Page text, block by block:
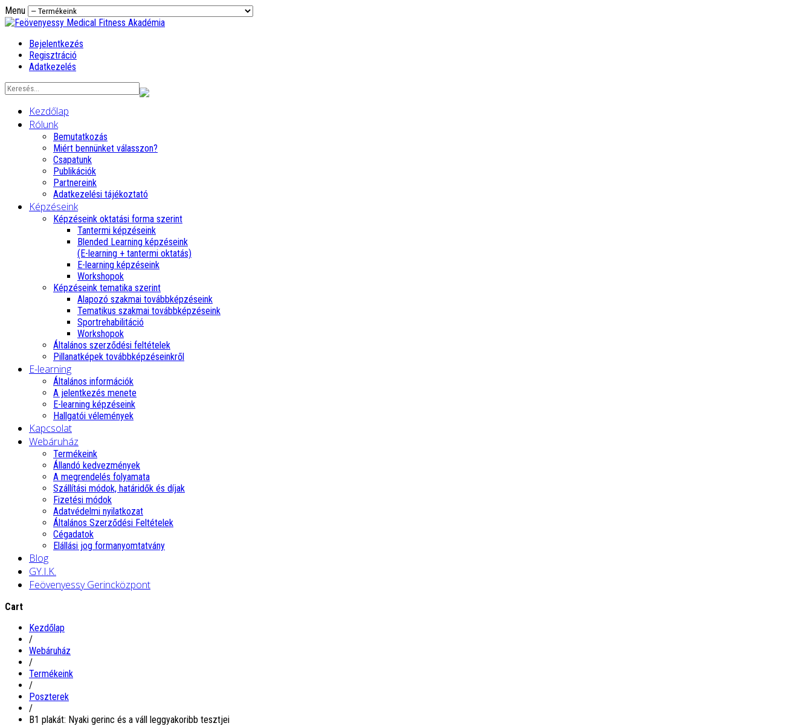
Menu
Bejelentkezés
Regisztráció
Adatkezelés
Kezdőlap
Rólunk
Bemutatkozás
Miért bennünket válasszon?
Csapatunk
Publikációk
Partnereink
Adatkezelési tájékoztató
Képzéseink
Képzéseink oktatási forma szerint
Tantermi képzéseink
Blended Learning képzéseink
(E-learning + tantermi oktatás)
E-learning képzéseink
Workshopok
Képzéseink tematika szerint
Alapozó szakmai továbbképzéseink
Tematikus szakmai továbbképzéseink
Sportrehabilitáció
Workshopok
Általános szerződési feltételek
Pillanatképek továbbképzéseinkről
E-learning
Általános információk
A jelentkezés menete
E-learning képzéseink
Hallgatói vélemények
Kapcsolat
Webáruház
Termékeink
Állandó kedvezmények
A megrendelés folyamata
Szállítási módok, határidők és díjak
Fizetési módok
Adatvédelmi nyilatkozat
Általános Szerződési Feltételek
Cégadatok
Elállási jog formanyomtatvány
Blog
GY.I.K.
Feövenyessy Gerincközpont
Cart
Kezdőlap
/
Webáruház
/
Termékeink
/
Poszterek
/
B1 plakát: Nyaki gerinc és a váll leggyakoribb tesztjei